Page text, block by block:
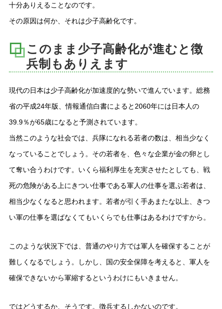
十分ありえることなのです。
その原因は何か、それは少子高齢化です。
このまま少子高齢化が進むと徴
兵制もありえます
現代の日本は少子高齢化が加速度的な勢いで進んでいます。総務
省の平成24年版、情報通信白書によると2060年には日本人の
39.9％が65歳になると予測されています。
当然このような社会では、兵隊になれる若者の数は、相当少なく
なっていることでしょう。その若者を、色々な企業が金の卵とし
て奪い合うわけです。いくら福利厚生を充実させたとしても、戦
死の危険がある上にきつい仕事である軍人の仕事を選ぶ若者は、
相当少なくなると思われます。若者が引く手あまたな以上、きつ
い軍の仕事を選ばなくてもいくらでも仕事はあるわけですから。
このような状況下では、普通のやり方では軍人を確保することが
難しくなるでしょう。しかし、国の安全保障を考えると、軍人を
確保できないから軍縮するというわけにもいきません。
ではどうするか、そうです。徴兵するしかないのです。